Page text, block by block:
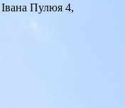
Пулюя 4,